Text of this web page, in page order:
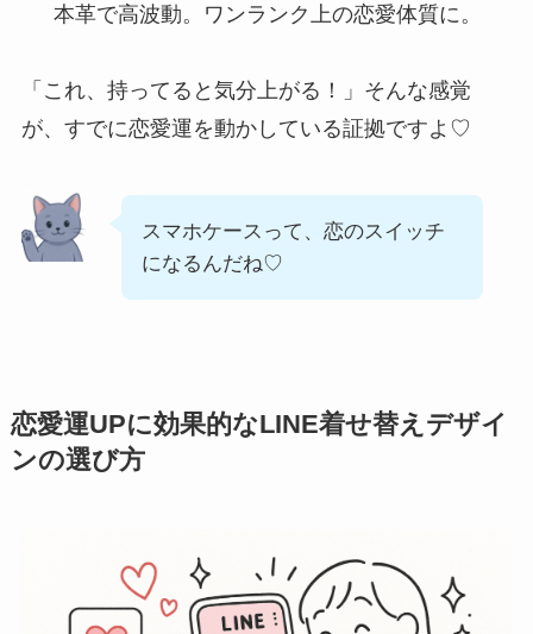
本革で高波動。ワンランク上の恋愛体質に。
「これ、持ってると気分上がる！」そんな感覚
が、すでに恋愛運を動かしている証拠ですよ♡
スマホケースって、恋のスイッチ
になるんだね♡
恋愛運UPに効果的なLINE着せ替えデザイ
ンの選び方